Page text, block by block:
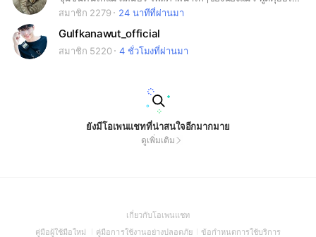
สมาชิก 2279
24 นาทีที่ผ่านมา
Gulfkanawut_official
สมาชิก 5220 4 ชั่วโมงที่ผ่านมา
ยังมีโอเพนแชทที่น่าสนใจอีกมากมาย
ดูเพิ่มเติม
เกี่ยวกับโอเพนแชท(Open
in
คู่มือผู้ใช้มือใหม่ (Open
คู่มือการใช้งานอย่างปลอดภัย(Open
ข้อกำหนดการใช้บริการ(Open